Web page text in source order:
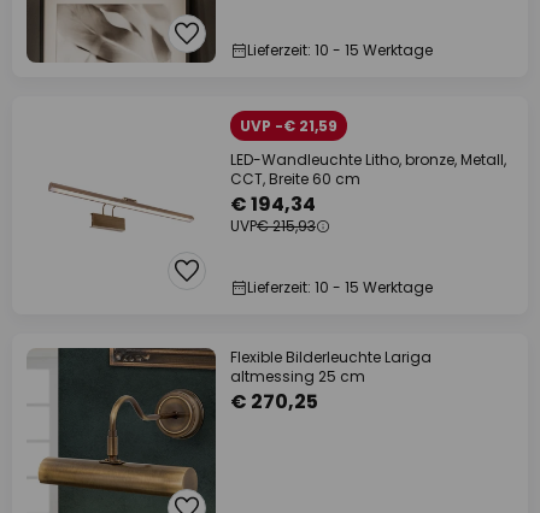
Lieferzeit: 10 - 15 Werktage
UVP -€ 21,59
LED-Wandleuchte Litho, bronze, Metall,
CCT, Breite 60 cm
€ 194,34
UVP€ 215,93
Lieferzeit: 10 - 15 Werktage
Flexible Bilderleuchte Lariga
altmessing 25 cm
€ 270,25